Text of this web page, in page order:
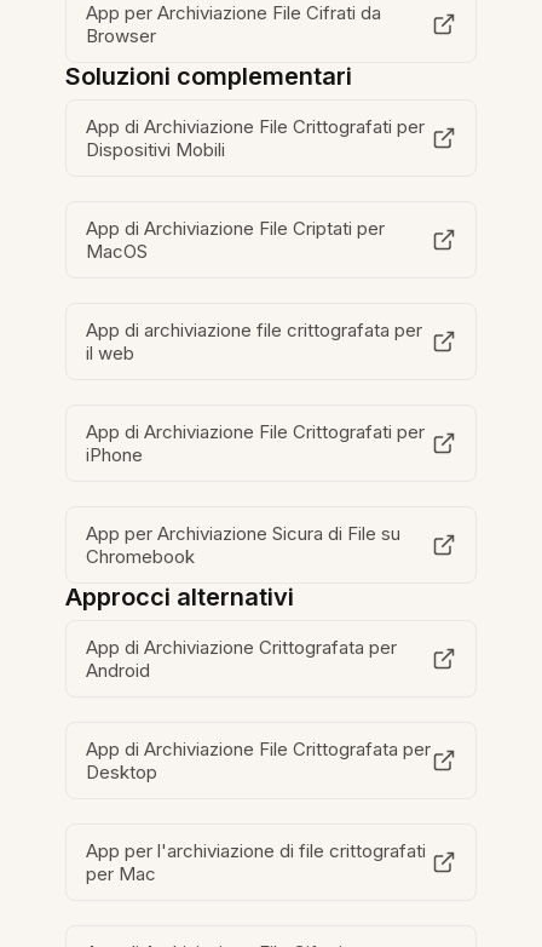
App per Archiviazione File Cifrati da
Browser
Soluzioni complementari
App di Archiviazione File Crittografati per
Dispositivi Mobili
App di Archiviazione File Criptati per
MacOS
App di archiviazione file crittografata per
il web
App di Archiviazione File Crittografati per
iPhone
App per Archiviazione Sicura di File su
Chromebook
Approcci alternativi
App di Archiviazione Crittografata per
Android
App di Archiviazione File Crittografata per
Desktop
App per l'archiviazione di file crittografati
per Mac